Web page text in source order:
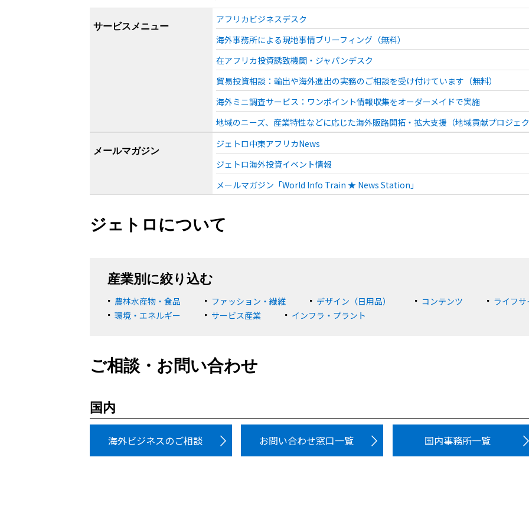
サービスメニュー
アフリカビジネスデスク
海外事務所による現地事情ブリーフィング（無料）
在アフリカ投資誘致機関・ジャパンデスク
貿易投資相談：輸出や海外進出の実務のご相談を受け付けています（無料）
海外ミニ調査サービス：ワンポイント情報収集をオーダーメイドで実施
地域のニーズ、産業特性などに応じた海外販路開拓・拡大支援（地域貢献プロジェ
メールマガジン
ジェトロ中東アフリカNews
ジェトロ海外投資イベント情報
メールマガジン「World Info Train ★ News Station」
ジェトロについて
産業別に絞り込む
農林水産物・食品 ファッション・繊維 デザイン（日用品） コンテンツ
ライフ
環境・エネルギー
サービス産業 インフラ・プラント
ご相談・お問い合わせ
国内
海外ビジネスのご相談 お問い合わせ窓口一覧 国内事務所一覧